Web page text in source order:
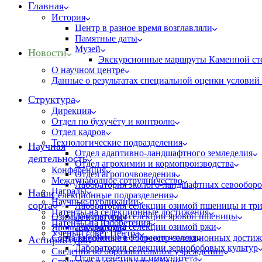
Главная
История
Центр в разное время возглавляли
Памятные даты
Музей
Экскурсионные маршруты Каменной
О научном центре
Данные о результатах специальной оценки условий
Новости
Структура
Дирекция
Отдел по бухучёту и контролю
Отдел кадров
Технологические подразделения
Отдел адаптивно-ландшафтного земледелия
Отдел агрохимии и кормопроизводства
Отдел агропочвоведения
Лаборатория эколого-ландшафтных
Селекционные подразделения
Лаборатория селекции озимой пшеницы и
Лаборатория селекции яровой пшеницы
Лаборатория селекции озимой ржи
Лаборатория селекции ячменя
Лаборатория селекции зернобобовых культур
Отдел генетики и иммунитета
Научная
деятельность
Конференция
Международное сотрудничество
Награды
Научные публикации
Патенты на селекционные достижения
Патенты на изобретения
Ученый совет Центра
Наши
сорта
Озимые культуры
Яровые культуры
Сорта внесённые в Госреестр селекционных
Аспирантура
Сведения об образовательном учреждении